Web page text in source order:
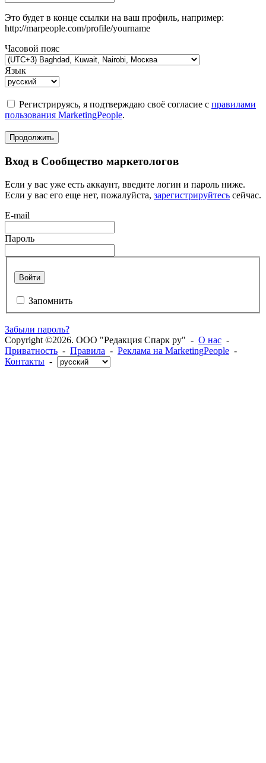
Это будет в конце ссылки на ваш профиль, например:
http://marpeople.com/profile/yourname
Часовой пояс
Язык
Регистрируясь, я подтверждаю своё согласие с правилами
пользования MarketingPeople.
Продолжить
Вход в Сообщество маркетологов
Если у вас уже есть аккаунт, введите логин и пароль ниже.
Если у вас его еще нет, пожалуйста, зарегистрируйтесь сейчас.
E-mail
Пароль
Войти
Запомнить
Забыли пароль?
Copyright ©2026. ООО "Редакция Спарк ру" - О нас -
Приватность - Правила - Реклама на MarketingPeople -
Контакты -